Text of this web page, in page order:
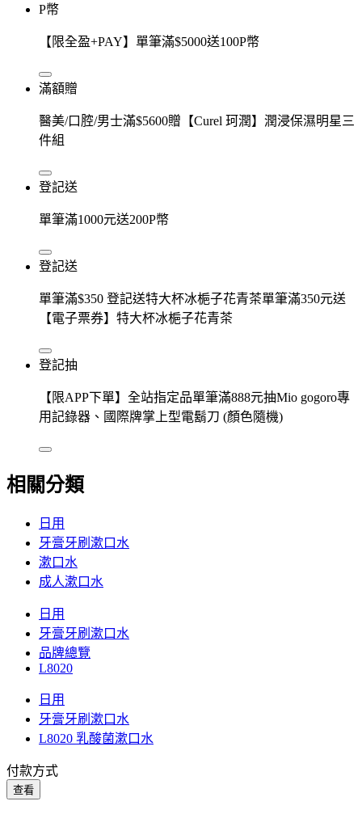
P幣
【限全盈+PAY】單筆滿$5000送100P幣
滿額贈
醫美/口腔/男士滿$5600贈【Curel 珂潤】潤浸保濕明星三
件組
登記送
單筆滿1000元送200P幣
登記送
單筆滿$350 登記送特大杯冰梔子花青茶單筆滿350元送
【電子票券】特大杯冰梔子花青茶
登記抽
【限APP下單】全站指定品單筆滿888元抽Mio gogoro專
用記錄器、國際牌掌上型電鬍刀 (顏色隨機)
相關分類
日用
牙膏牙刷漱口水
漱口水
成人漱口水
日用
牙膏牙刷漱口水
品牌總覽
L8020
日用
牙膏牙刷漱口水
L8020 乳酸菌漱口水
付款方式
查看